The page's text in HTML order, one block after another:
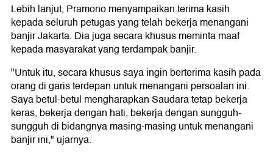
Lebih lanjut, Pramono menyampaikan terima kasih
kepada seluruh petugas yang telah bekerja menangani
banjir Jakarta. Dia juga secara khusus meminta maaf
kepada masyarakat yang terdampak banjir.
"Untuk itu, secara khusus saya ingin berterima kasih pada
orang di garis terdepan untuk menangani persoalan ini.
Saya betul-betul mengharapkan Saudara tetap bekerja
keras, bekerja dengan hati, bekerja dengan sungguh-
sungguh di bidangnya masing-masing untuk menangani
banjir ini," ujarnya.